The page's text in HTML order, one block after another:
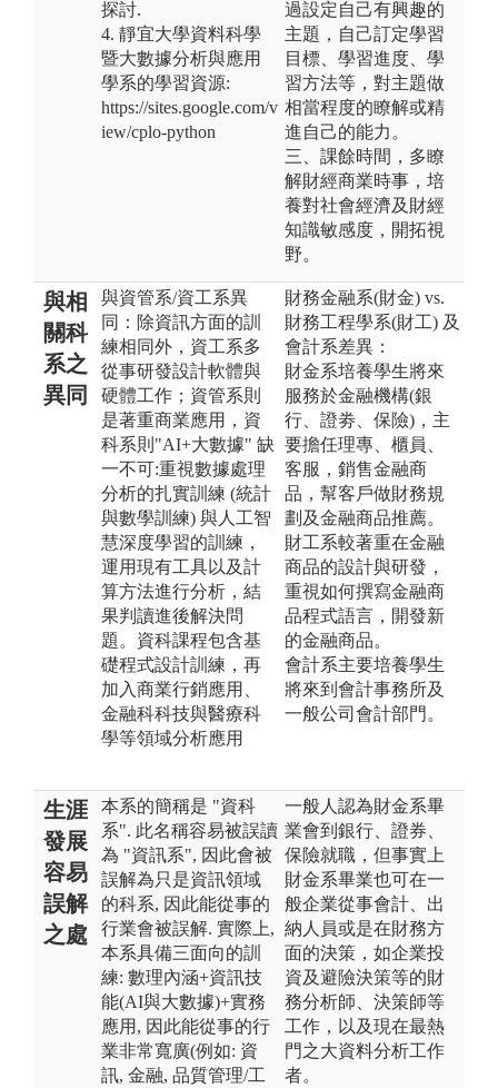
探討.
4. 靜宜大學資料科學
暨大數據分析與應用
學系的學習資源:
https://sites.google.com/v
iew/cplo-python
過設定自己有興趣的
主題，自己訂定學習
目標、學習進度、學
習方法等，對主題做
相當程度的瞭解或精
進自己的能力。
三、課餘時間，多瞭
解財經商業時事，培
養對社會經濟及財經
知識敏感度，開拓視
野。
與相
關科
系之
異同
與資管系/資工系異
同：除資訊方面的訓
練相同外，資工系多
從事研發設計軟體與
硬體工作；資管系則
是著重商業應用，資
科系則"AI+大數據" 缺
一不可:重視數據處理
分析的扎實訓練 (統計
與數學訓練) 與人工智
慧深度學習的訓練，
運用現有工具以及計
算方法進行分析，結
果判讀進後解決問
題。資科課程包含基
礎程式設計訓練，再
加入商業行銷應用、
金融科科技與醫療科
學等領域分析應用
財務金融系(財金) vs.
財務工程學系(財工) 及
會計系差異：
財金系培養學生將來
服務於金融機構(銀
行、證劵、保險)，主
要擔任理專、櫃員、
客服，銷售金融商
品，幫客戶做財務規
劃及金融商品推薦。
財工系較著重在金融
商品的設計與研發，
重視如何撰寫金融商
品程式語言，開發新
的金融商品。
會計系主要培養學生
將來到會計事務所及
一般公司會計部門。
生涯
發展
容易
誤解
之處
本系的簡稱是 "資科
系". 此名稱容易被誤讀
為 "資訊系", 因此會被
誤解為只是資訊領域
的科系, 因此能從事的
行業會被誤解. 實際上,
本系具備三面向的訓
練: 數理內涵+資訊技
能(AI與大數據)+實務
應用, 因此能從事的行
業非常寬廣(例如: 資
訊, 金融, 品質管理/工
一般人認為財金系畢
業會到銀行、證券、
保險就職，但事實上
財金系畢業也可在一
般企業從事會計、出
納人員或是在財務方
面的決策，如企業投
資及避險決策等的財
務分析師、決策師等
工作，以及現在最熱
門之大資料分析工作
者。